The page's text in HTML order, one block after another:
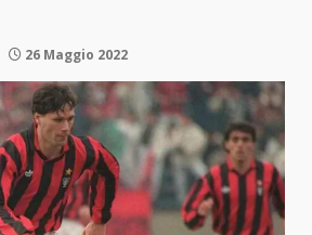
26 Maggio 2022